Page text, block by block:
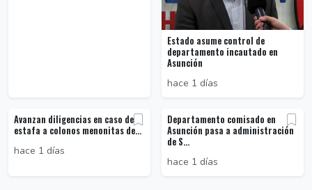
Estado asume control de
departamento incautado en
Asunción
hace 1 días
Avanzan diligencias en caso de
estafa a colonos menonitas de...
hace 1 días
Departamento comisado en
Asunción pasa a administración
de S...
hace 1 días